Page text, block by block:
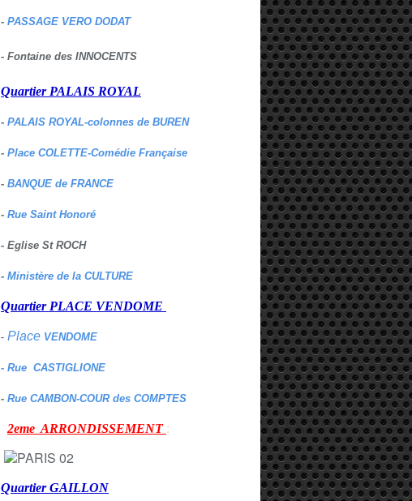
- PASSAGE VERO DODAT
- Fontaine des INNOCENTS
Quartier PALAIS ROYAL
- PALAIS ROYAL-colonnes de BUREN
- Place COLETTE-Comédie Française
- BANQUE de FRANCE
- Rue Saint Honoré
- Eglise St ROCH
- Ministère de la CULTURE
Quartier PLACE VENDOME
- Place VENDOME
- Rue CASTIGLIONE
- Rue CAMBON-COUR des COMPTES
2eme ARRONDISSEMENT :
Quartier GAILLON